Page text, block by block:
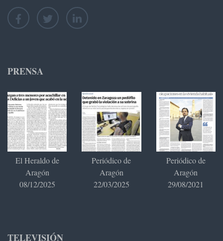
PRENSA
El Heraldo de
Aragón
08/12/2025
Periódico de
Aragón
22/03/2025
Periódico de
Aragón
29/08/2021
TELEVISIÓN